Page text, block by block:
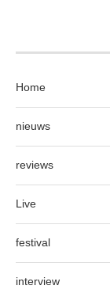
Home
nieuws
reviews
Live
festival
interview